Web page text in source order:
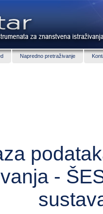
Napredno pretraživanje
-